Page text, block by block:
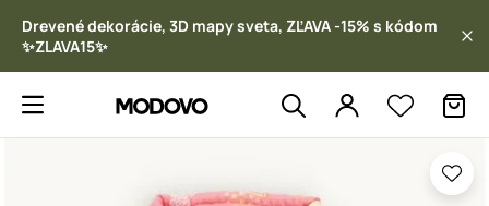
Drevené dekorácie, 3D mapy sveta, ZĽAVA -15% s kódom
✨ZLAVA15✨